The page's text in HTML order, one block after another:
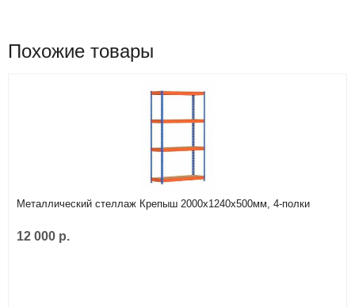
Похожие товары
Металлический стеллаж Крепыш 2000х1240х500мм, 4-полки
12 000 р.